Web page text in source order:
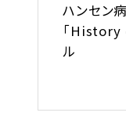
ハンセン
「History
ル